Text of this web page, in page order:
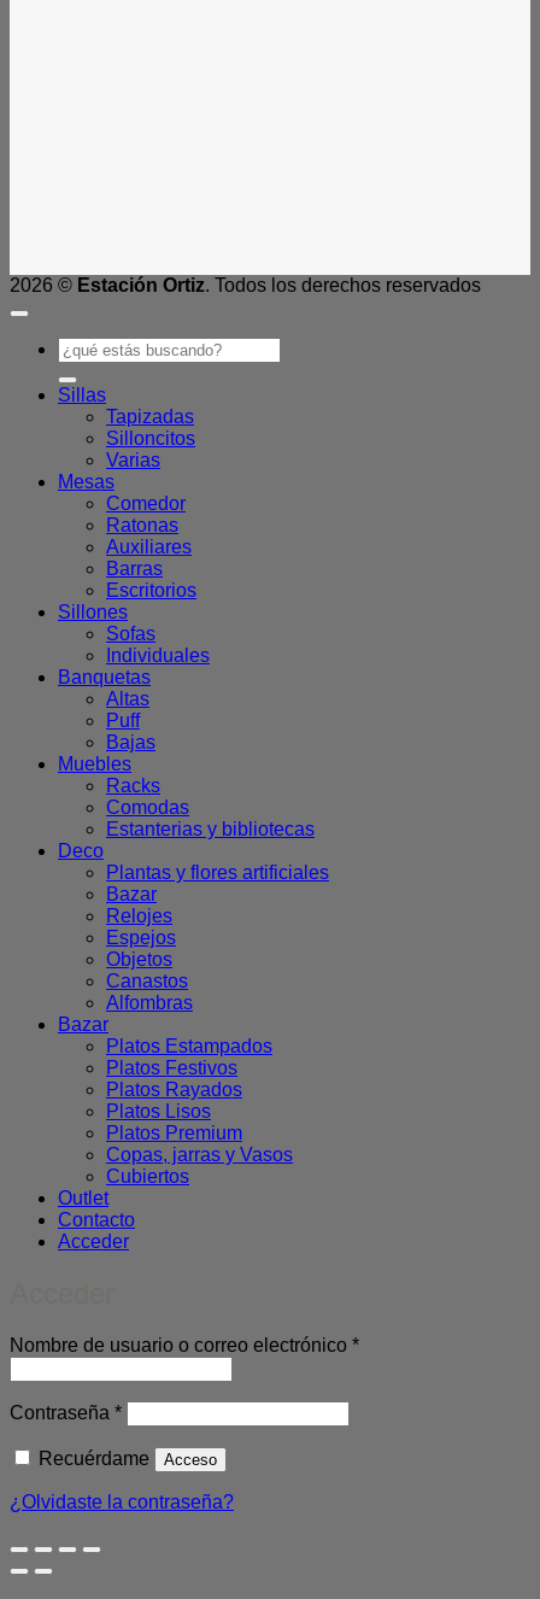
2026 © Estación Ortiz. Todos los derechos reservados
Buscar
por:
Sillas
Tapizadas
Silloncitos
Varias
Mesas
Comedor
Ratonas
Auxiliares
Barras
Escritorios
Sillones
Sofas
Individuales
Banquetas
Altas
Puff
Bajas
Muebles
Racks
Comodas
Estanterias y bibliotecas
Deco
Plantas y flores artificiales
Bazar
Relojes
Espejos
Objetos
Canastos
Alfombras
Bazar
Platos Estampados
Platos Festivos
Platos Rayados
Platos Lisos
Platos Premium
Copas, jarras y Vasos
Cubiertos
Outlet
Contacto
Acceder
Nombre de usuario o correo electrónico *Obligatorio
Contraseña *Obligatorio
Recuérdame Acceso
¿Olvidaste la contraseña?